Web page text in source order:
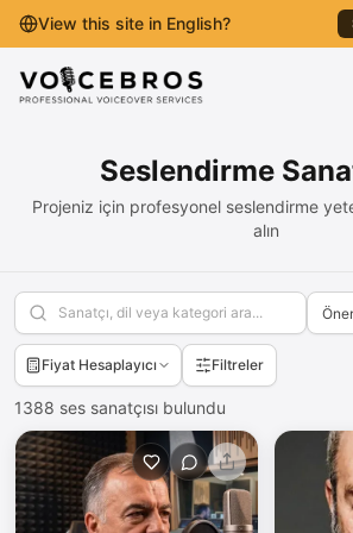
View this site in English?
İçeriğe Geç
Seslendirme
Projeniz için profesyonel seslendirme
alın
Fiyat Hesaplayıcı Filtreler
1388 ses sanatçısı bulundu